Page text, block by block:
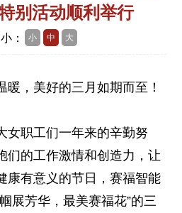
别活动顺利举行
： 小 中 大
暖，美好的三月如期而至！
女职工们一年来的辛勤努
们的工作激情和创造力，让
康有意义的节日，赛福智能
展芳华，最美赛福花”的三